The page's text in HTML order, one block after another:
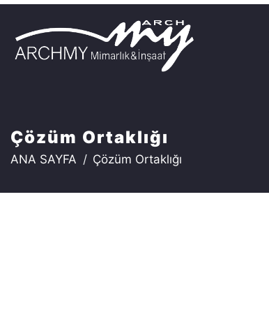
Çözüm Ortaklığı
ANA SAYFA Çözüm Ortaklığı